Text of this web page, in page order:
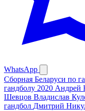
WhatsApp
Сборная Беларуси по
гандболу 2020 Андрей
Шевцов Владислав
гандбол Дмитрий